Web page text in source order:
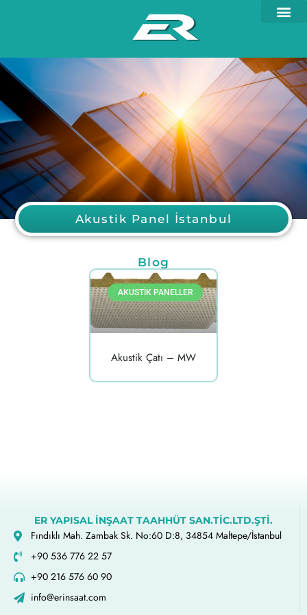
Akustik Panel İstanbul
Blog
AKUSTIK PANELLER
Akustik Çatı – MW
ER YAPISAL İNŞAAT TAAHHÜT SAN.TİC.LTD.ŞTİ.
Fındıklı Mah. Zambak Sk. No:60 D:8, 34854 Maltepe/İstanbul
+90 536 776 22 57
+90 216 576 60 90
info@erinsaat.com